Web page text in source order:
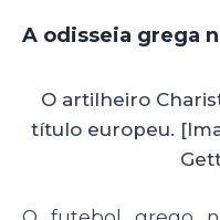
A odisseia grega
O artilheiro
título europeu.